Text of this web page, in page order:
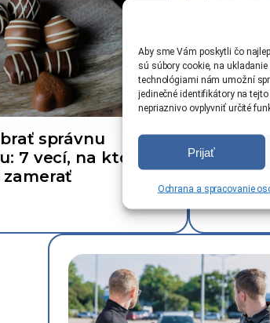
Aby sme Vám poskytli čo
sú súbory cookie, na
technológiami nám umožní
jedinečné identifikátory na
nepriaznivo ovplyvniť určité
Prijať
Ochrana a spracovanie
správnu
7 vecí, na ktoré
10
(a ako